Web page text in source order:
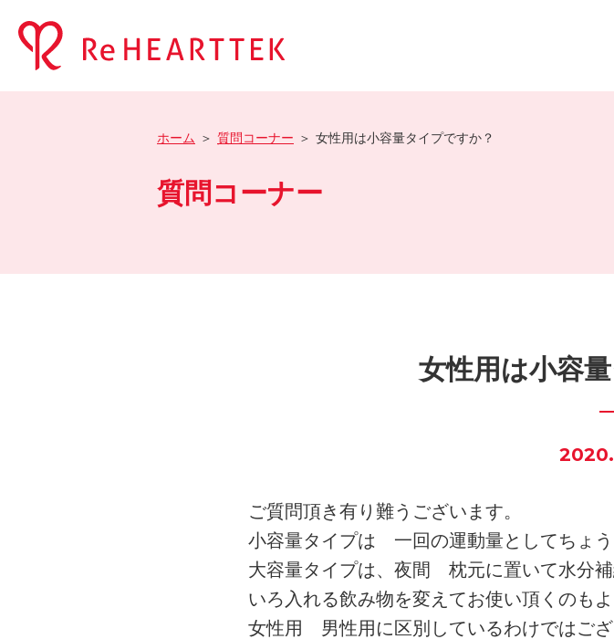
ホーム 質問コーナー 女性用は小容量タイプですか？
質問コーナー
女性用は小容
ご質問頂き有り難うございます。
小容量タイプは 一回の運動量としてちょう
大容量タイプは、夜間 枕元に置いて水分
いろ入れる飲み物を変えてお使い頂くのもよ
女性用 男性用に区別しているわけではござ